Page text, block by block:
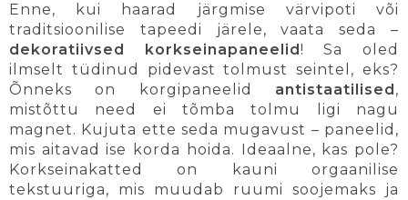
Enne, kui haarad järgmise värvipoti või
traditsioonilise tapeedi järele, vaata seda –
dekoratiivsed korkseinapaneelid ! Sa oled
ilmselt tüdinud pidevast tolmust seintel, eks?
Õnneks on korgipaneelid antistaatilised ,
mistõttu need ei tõmba tolmu ligi nagu
magnet. Kujuta ette seda mugavust – paneelid,
mis aitavad ise korda hoida. Ideaalne, kas pole?
Korkseinakatted on kauni orgaanilise
tekstuuriga, mis muudab ruumi soojemaks ja